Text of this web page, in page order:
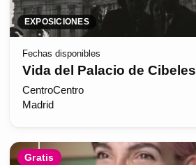
EXPOSICIONES
Fechas disponibles
Vida del Palacio de Cibeles
CentroCentro
Madrid
Gratis